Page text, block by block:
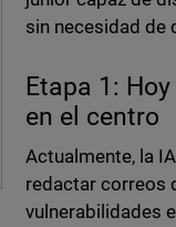
sin necesidad de
Etapa 1:
en el centro
Actualmente, la
redactar correos
vulnerabilidades